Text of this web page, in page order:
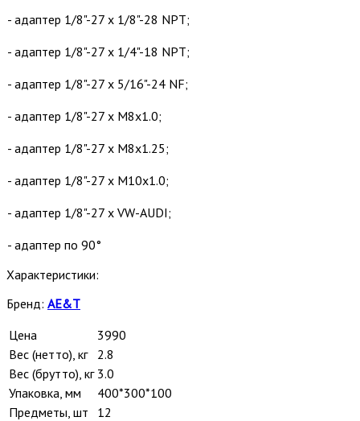
- адаптер 1/8"-27 х 1/8"-28 NPT;
- адаптер 1/8"-27 х 1/4"-18 NPT;
- адаптер 1/8"-27 х 5/16"-24 NF;
- адаптер 1/8"-27 х М8х1.0;
- адаптер 1/8"-27 х М8х1.25;
- адаптер 1/8"-27 х М10х1.0;
- адаптер 1/8"-27 х VW-AUDI;
- адаптер по 90°
Характеристики:
Бренд: AE&T
Цена
3990
Вес (нетто), кг
2.8
Вес (брутто), кг 3.0
Упаковка, мм
400*300*100
Предметы, шт
12